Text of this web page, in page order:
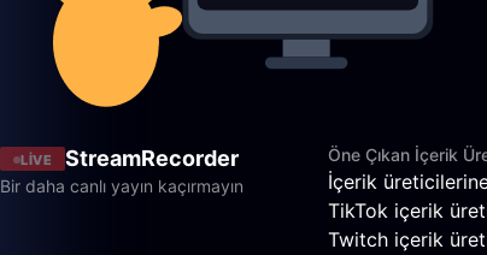
LIVE StreamRecorder
Bir daha canlı yayın kaçırmayın
Öne Çıkan İçerik
İçerik
TikTok içerik
Twitch içerik